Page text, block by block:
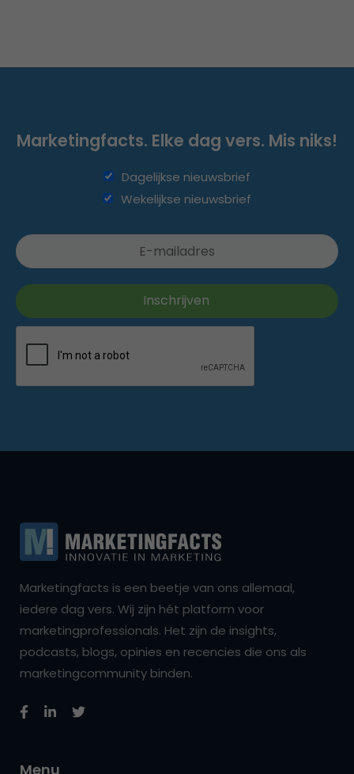
Marketingfacts. Elke dag vers. Mis niks!
Dagelijkse nieuwsbrief
Wekelijkse nieuwsbrief
Marketingfacts is een beetje van ons allemaal,
iedere dag vers. Wij zijn hét platform voor
marketingprofessionals. Het zijn de insights,
podcasts, blogs, opinies en recencies die ons als
marketingcommunity binden.
Menu